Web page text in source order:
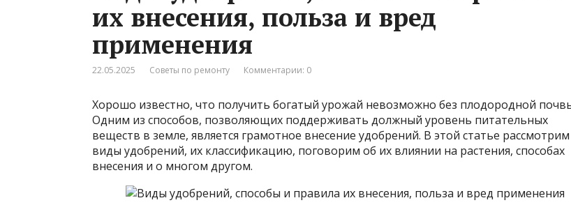
их внесения, польза и вред
применения
22.05.2025 Советы по ремонту Комментарии: 0
Хорошо известно, что получить богатый урожай невозможно без плодородной
Одним из способов, позволяющих поддерживать должный уровень питательных
веществ в земле, является грамотное внесение удобрений. В этой статье рассмотрим
виды удобрений, их классификацию, поговорим об их влиянии на растения, способах
внесения и о многом другом.